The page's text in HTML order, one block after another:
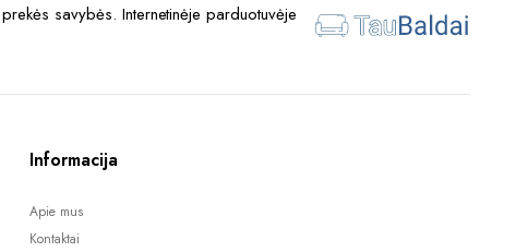
savybės. Internetinėje parduotuvėje
Informacija
Apie mus
Kontaktai